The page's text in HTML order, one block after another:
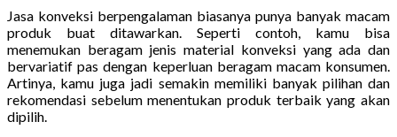
Jasa konveksi berpengalaman biasanya punya banyak macam
produk buat ditawarkan. Seperti contoh, kamu bisa
menemukan beragam jenis material konveksi yang ada dan
bervariatif pas dengan keperluan beragam macam konsumen.
Artinya, kamu juga jadi semakin memiliki banyak pilihan dan
rekomendasi sebelum menentukan produk terbaik yang akan
dipilih.